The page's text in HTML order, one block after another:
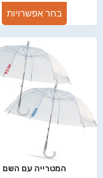
בחר אפשרויות
המטרייה עם השם